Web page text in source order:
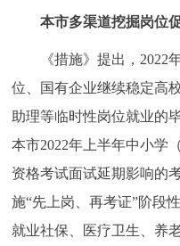
便民服务
中介服务
政民互动
参与调查
本市多渠道挖掘岗位促
《措施》提出，2022年
位、国有企业继续稳定高
助理等临时性岗位就业的
本市2022年上半年中小学
资格考试面试延期影响的
施“先上岗、再考证”阶段
就业社保、医疗卫生、养